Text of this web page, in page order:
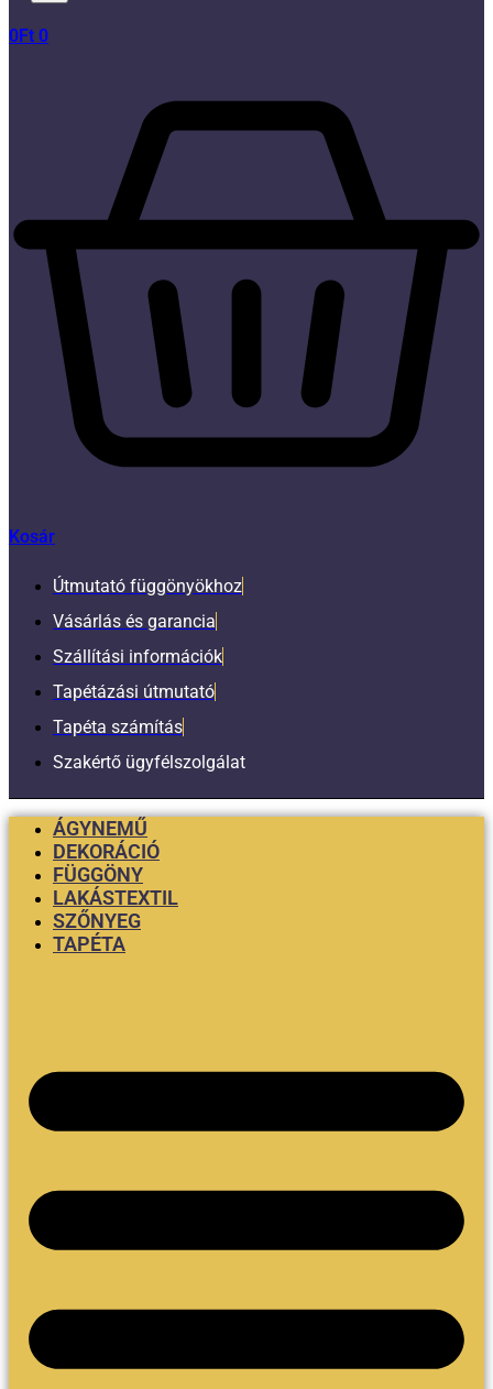
0Ft 0
Kosár
Útmutató függönyökhoz
Vásárlás és garancia
Szállítási információk
Tapétázási útmutató
Tapéta számítás
Szakértő ügyfélszolgálat
ÁGYNEMŰ
DEKORÁCIÓ
FÜGGÖNY
LAKÁSTEXTIL
SZŐNYEG
TAPÉTA